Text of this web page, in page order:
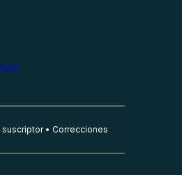
suscriptor Correcciones